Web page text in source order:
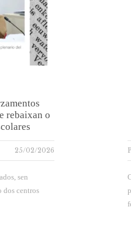
rebaixan o
25/02/2026
sen
dos centros